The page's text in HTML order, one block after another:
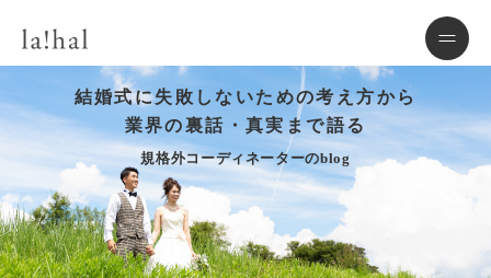
結婚式に失敗しないための考え方から
業界の裏話・真実まで語る
規格外コーディネーターのblog